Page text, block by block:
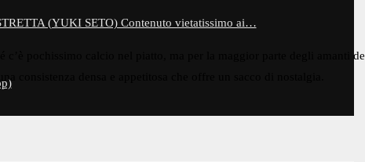
(YUKI SETO) Contenuto vietatissimo ai…
c’è pochissimo calcio nel piatto, ma per la maggior parte degli amanti
consistenza densa e appetitosa che offre un sacco di nostalgia.